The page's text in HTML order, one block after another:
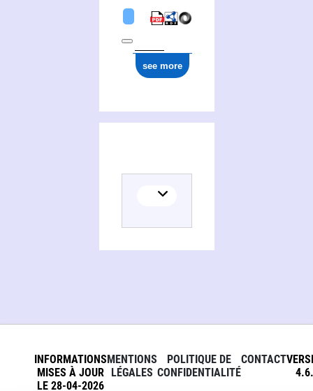
see more
INFORMATIONS
MISES À JOUR
LE 28-04-2026
MENTIONS
LÉGALES
POLITIQUE DE
CONFIDENTIALITÉ
CONTACT